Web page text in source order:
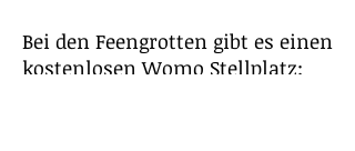
Bei den Feengrotten gibt es einen
kostenlosen Womo Stellplatz: